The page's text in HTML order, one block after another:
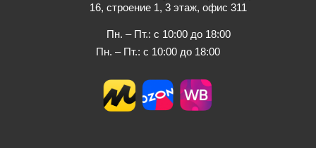
16, строение 1, 3 этаж, офис 311
Пн. – Пт.: с 10:00 до 18:00
Пн. – Пт.: с 10:00 до 18:00